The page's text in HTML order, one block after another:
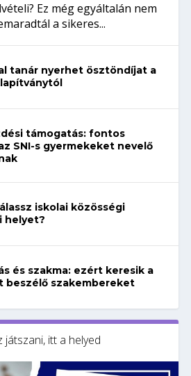
Ez még egyáltalán nem
a sikeres...
tanár nyerhet ösztöndíjat a
támogatás: fontos
SNI-s gyermekeket nevelő
iskolai közösségi
helyet?
és szakma: ezért keresik a
beszélő szakembereket
játszani, itt a helyed